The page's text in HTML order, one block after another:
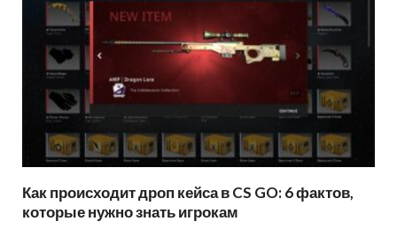
Как происходит дроп кейса в CS GO: 6 фактов,
которые нужно знать игрокам